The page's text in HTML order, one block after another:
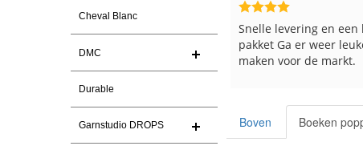
Cheval Blanc
DMC
Durable
Garnstudio DROPS
Snelle levering en een
pakket Ga er weer
maken voor de markt.
Boven Boeken